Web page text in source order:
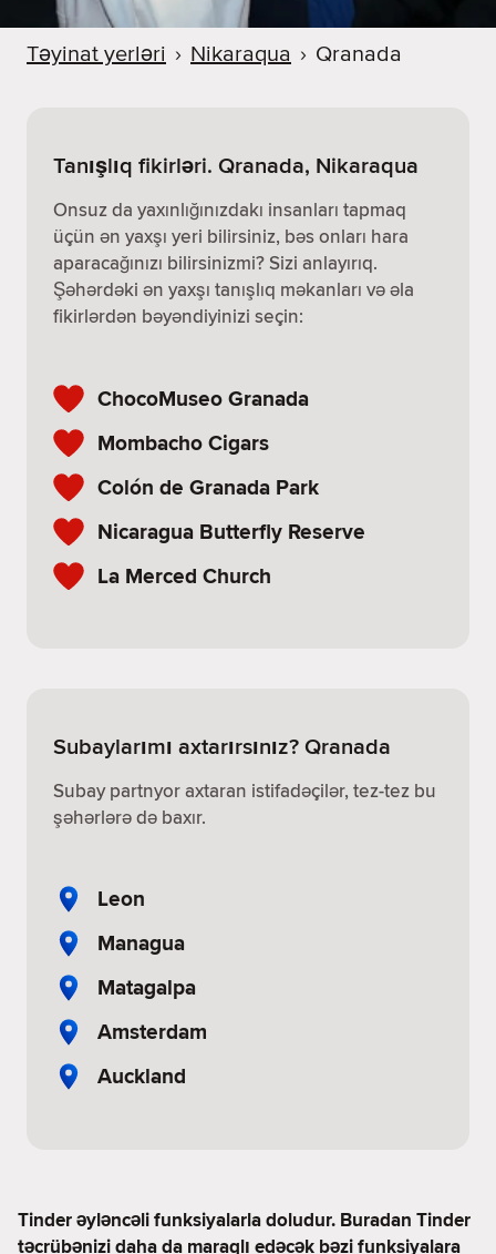
Təyinat yerləri › Nikaraqua › Qranada
Tanışlıq fikirləri. Qranada, Nikaraqua
Onsuz da yaxınlığınızdakı insanları tapmaq
üçün ən yaxşı yeri bilirsiniz, bəs onları hara
aparacağınızı bilirsinizmi? Sizi anlayırıq.
Şəhərdəki ən yaxşı tanışlıq məkanları və əla
fikirlərdən bəyəndiyinizi seçin:
ChocoMuseo Granada
Mombacho Cigars
Colón de Granada Park
Nicaragua Butterfly Reserve
La Merced Church
Subaylarımı axtarırsınız? Qranada
Subay partnyor axtaran istifadəçilər, tez-tez bu
şəhərlərə də baxır.
Leon
Managua
Matagalpa
Amsterdam
Auckland
Tinder əyləncəli funksiyalarla doludur. Buradan Tinder
təcrübənizi daha da maraqlı edəcək bəzi funksiyalara